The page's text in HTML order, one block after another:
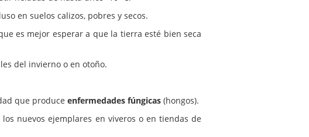
en suelos calizos, pobres y secos.
es mejor esperar a que la tierra esté bien seca
del invierno o en otoño.
que produce enfermedades fúngicas (hongos).
nuevos ejemplares en viveros o en tiendas de